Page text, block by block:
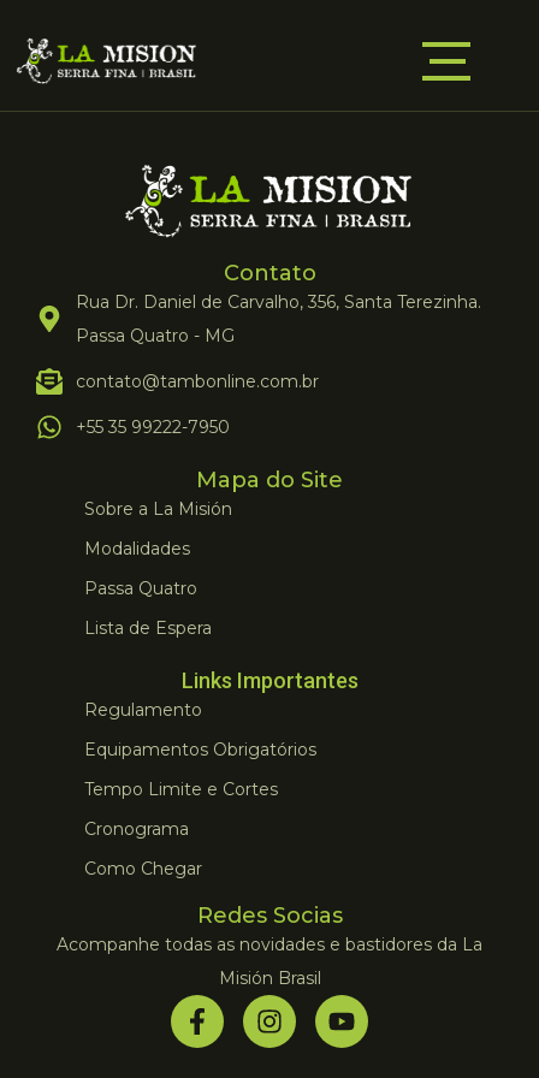
Contato
Rua Dr. Daniel de Carvalho, 356, Santa Terezinha.
Passa Quatro - MG
contato@tambonline.com.br
+55 35 99222-7950
Mapa do Site
Sobre a La Misión
Modalidades
Passa Quatro
Lista de Espera
Links Importantes
Regulamento
Equipamentos Obrigatórios
Tempo Limite e Cortes
Cronograma
Como Chegar
Redes Socias
Acompanhe todas as novidades e bastidores da La
Misión Brasil